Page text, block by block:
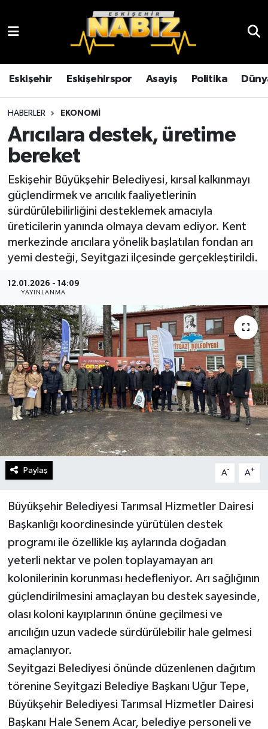
Eskişehir Eskişehirspor Asayiş Politika
HABERLER EKONOMI
Arıcılara destek, üretime
bereket
Eskişehir Büyükşehir Belediyesi, kırsal kalkınmayı
güçlendirmek ve arıcılık faaliyetlerinin
sürdürülebilirliğini desteklemek amacıyla
üreticilerin yanında olmaya devam ediyor. Kent
merkezinde arıcılara yönelik başlatılan fondan arı
yemi desteği, Seyitgazi ilçesinde gerçekleştirildi.
12.01.2026 - 14:09
YAYINLANMA
Paylaş A- A+
Büyükşehir Belediyesi Tarımsal Hizmetler Dairesi
Başkanlığı koordinesinde yürütülen destek
programı ile özellikle kış aylarında doğadan
yeterli nektar ve polen toplayamayan arı
kolonilerinin korunması hedefleniyor. Arı sağlığının
güçlendirilmesini amaçlayan bu destek sayesinde,
olası koloni kayıplarının önüne geçilmesi ve
arıcılığın uzun vadede sürdürülebilir hale gelmesi
amaçlanıyor.
Seyitgazi Belediyesi önünde düzenlenen dağıtım
törenine Seyitgazi Belediye Başkanı Uğur Tepe,
Büyükşehir Belediyesi Tarımsal Hizmetler Dairesi
Başkanı Hale Senem Acar, belediye personeli ve
Çevre
Eğitim
Eskişehir
Eskişehirspor
Genel
Gündem
Kültür Sanat
Magazin
Politika
Sağlık
Spor
Teknoloji
Yaşam
Eskişehir Hava Durumu
Eskişehir Trafik Yoğunluk Haritası
TFF 3.Lig 4.Grup Puan Durumu ve Fikstür
Tüm Manşetler
Haber Arşivi